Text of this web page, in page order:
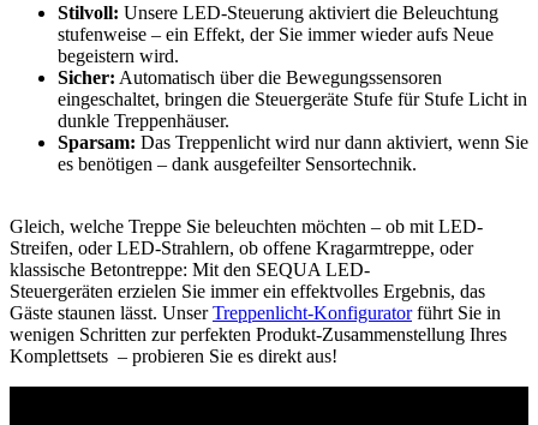
Stilvoll: Unsere LED-Steuerung aktiviert die Beleuchtung
stufenweise – ein Effekt, der Sie immer wieder aufs Neue
begeistern wird.
Sicher: Automatisch über die Bewegungssensoren
eingeschaltet, bringen die Steuergeräte Stufe für Stufe Licht in
dunkle Treppenhäuser.
Sparsam: Das Treppenlicht wird nur dann aktiviert, wenn Sie
es benötigen – dank ausgefeilter Sensortechnik.
Gleich, welche Treppe Sie beleuchten möchten – ob mit LED-
Streifen, oder LED-Strahlern, ob offene Kragarmtreppe, oder
klassische Betontreppe: Mit den SEQUA LED-
Steuergeräten erzielen Sie immer ein effektvolles Ergebnis, das
Gäste staunen lässt. UnserTreppenlicht-Konfiguratorführt Sie in
wenigen Schritten zur perfekten Produkt-Zusammenstellung Ihres
Komplettsets – probieren Sie es direkt aus!